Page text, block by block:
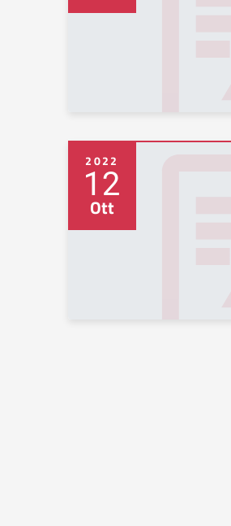
2022
12
Ott